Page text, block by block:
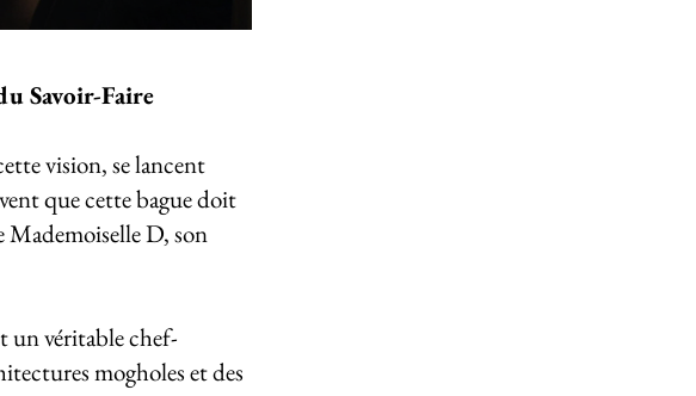
Savoir-Faire
vision, se lancent
que cette bague doit
D, son
un véritable chef-
mogholes et des